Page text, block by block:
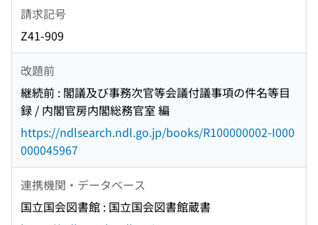
請求記号
Z41-909
改題前
継続前 : 閣議及び事務次官等会議付議事項の件名等目
録 / 内閣官房内閣総務官室 編
https://ndlsearch.ndl.go.jp/books/R100000002-I000
000045967
連携機関・データベース
国立国会図書館 : 国立国会図書館蔵書